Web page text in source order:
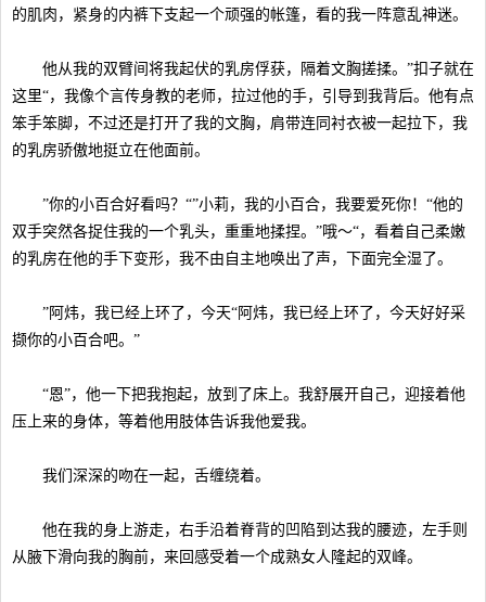
的肌肉，紧身的内裤下支起一个顽强的帐篷，看的我一阵意乱神迷。
他从我的双臂间将我起伏的乳房俘获，隔着文胸搓揉。”扣子就在
这里“，我像个言传身教的老师，拉过他的手，引导到我背后。他有点
笨手笨脚，不过还是打开了我的文胸，肩带连同衬衣被一起拉下，我
的乳房骄傲地挺立在他面前。
”你的小百合好看吗？“”小莉，我的小百合，我要爱死你！“他的
双手突然各捉住我的一个乳头，重重地揉捏。”哦～“，看着自己柔嫩
的乳房在他的手下变形，我不由自主地唤出了声，下面完全湿了。
”阿炜，我已经上环了，今天“阿炜，我已经上环了，今天好好采
撷你的小百合吧。”
“恩”，他一下把我抱起，放到了床上。我舒展开自己，迎接着他
压上来的身体，等着他用肢体告诉我他爱我。
我们深深的吻在一起，舌缠绕着。
他在我的身上游走，右手沿着脊背的凹陷到达我的腰迹，左手则
从腋下滑向我的胸前，来回感受着一个成熟女人隆起的双峰。